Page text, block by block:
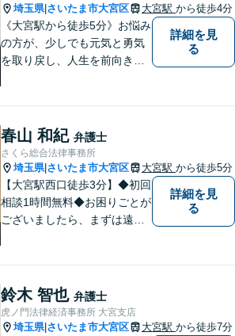
埼玉県| さいたま市大宮区 大宮駅 から徒歩4分
《大宮駅から徒歩5分》お悩み
の方が、少しでも元気と勇気
を取り戻し、人生を前向きに
詳細を見
る
春山 和紀 弁護士
さくら総合法律事務所
埼玉県| さいたま市大宮区 大宮駅 から徒歩5分
【大宮駅西口徒歩3分】◆初回
相談1時間無料◆お困りごとが
ございましたら、まずは遠慮
詳細を見
る
鈴木 智也 弁護士
虎ノ門法律経済事務所 大宮支店
埼玉県| さいたま市大宮区 大宮駅 から徒歩7分